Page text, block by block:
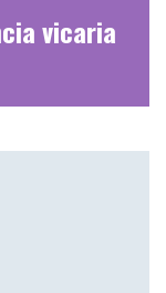
vicaria